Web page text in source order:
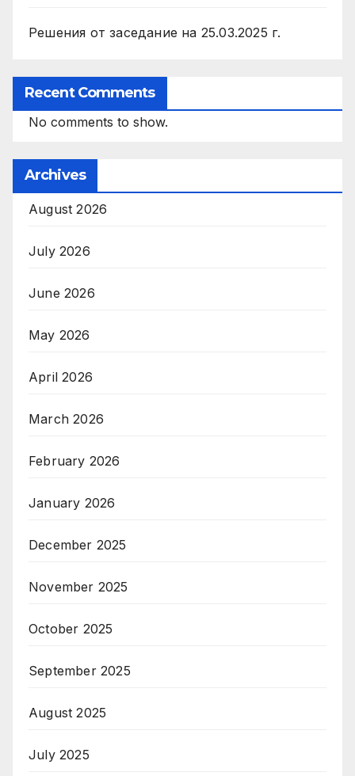
Решения от заседание на 25.03.2025 г.
Recent Comments
No comments to show.
Archives
August 2026
July 2026
June 2026
May 2026
April 2026
March 2026
February 2026
January 2026
December 2025
November 2025
October 2025
September 2025
August 2025
July 2025